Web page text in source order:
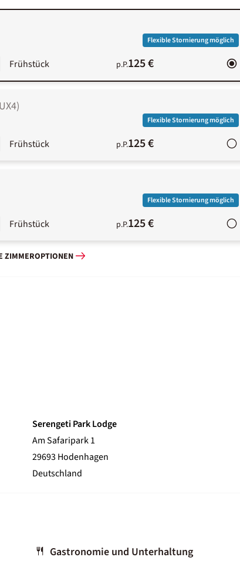
Flexible Stornierung möglich
Frühstück p.P.125 €
UX4)
Flexible Stornierung möglich
Frühstück p.P.125 €
Flexible Stornierung möglich
Frühstück p.P.125 €
ZIMMEROPTIONEN
Serengeti Park Lodge
Am Safaripark 1
29693 Hodenhagen
Deutschland
Gastronomie und Unterhaltung